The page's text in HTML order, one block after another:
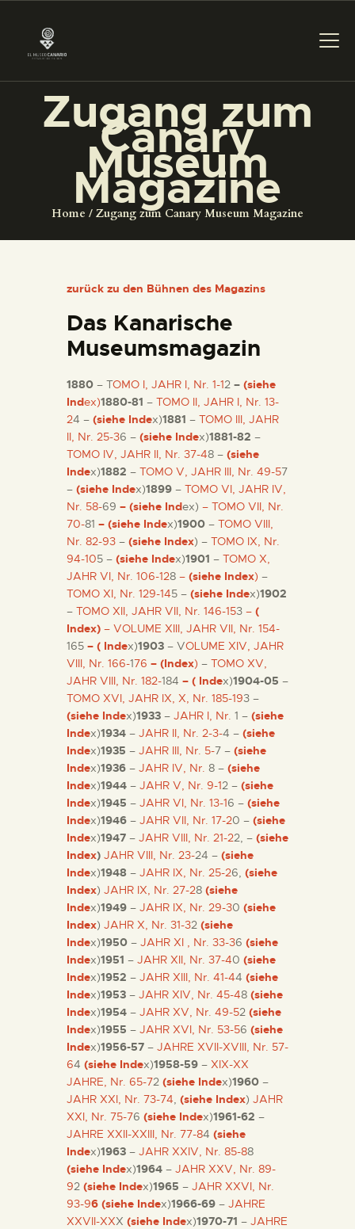
Zugang zum
Canary
Museum
Magazine
Home Zugang zum Canary Museum Magazine
DAS MUSEUM
DIENSTLEISTUNGEN
DIGITALE RESSOURCEN
DIENSTLEISTUNGEN
DIGITALE RESSOURCEN
DEUTSCH
zurück zu den Bühnen des Magazins
Das Kanarische
Museumsmagazin
1880 – TOMO I, JAHR I, Nr. 1-12 – (siehe
Index)1880-81 – TOMO II, JAHR I, Nr. 13-
24 – (siehe Index)1881 – TOMO III, JAHR
II, Nr. 25-36 – (siehe Index)1881-82 –
TOMO IV, JAHR II, Nr. 37-48 – (siehe
Index)1882 – TOMO V, JAHR III, Nr. 49-57
– (siehe Index)1899 – TOMO VI, JAHR IV,
Nr. 58-69 – (siehe Index) – TOMO VII, Nr.
70-81 – (siehe Index)1900 – TOMO VIII,
Nr. 82-93 – (siehe Index) – TOMO IX, Nr.
94-105 – (siehe Index)1901 – TOMO X,
JAHR VI, Nr. 106-128 – (siehe Index) –
TOMO XI, Nr. 129-145 – (siehe Index)1902
– TOMO XII, JAHR VII, Nr. 146-153 – (
Index) – VOLUME XIII, JAHR VII, Nr. 154-
165 – ( Index)1903 – VOLUME XIV, JAHR
VIII, Nr. 166-176 – (Index) – TOMO XV,
JAHR VIII, Nr. 182-184 – ( Index)1904-05 –
TOMO XVI, JAHR IX, X, Nr. 185-193 –
(siehe Index)1933 – JAHR I, Nr. 1 – (siehe
Index)1934 – JAHR II, Nr. 2-3-4 – (siehe
Index)1935 – JAHR III, Nr. 5-7 – (siehe
Index)1936 – JAHR IV, Nr. 8 – (siehe
Index)1944 – JAHR V, Nr. 9-12 – (siehe
Index)1945 – JAHR VI, Nr. 13-16 – (siehe
Index)1946 – JAHR VII, Nr. 17-20 – (siehe
Index)1947 – JAHR VIII, Nr. 21-22, – (siehe
Index) JAHR VIII, Nr. 23-24 – (siehe
Index)1948 – JAHR IX, Nr. 25-26, (siehe
Index) JAHR IX, Nr. 27-28 (siehe
Index)1949 – JAHR IX, Nr. 29-30 (siehe
Index) JAHR X, Nr. 31-32 (siehe
Index)1950 – JAHR XI , Nr. 33-36 (siehe
Index)1951 – JAHR XII, Nr. 37-40 (siehe
Index)1952 – JAHR XIII, Nr. 41-44 (siehe
Index)1953 – JAHR XIV, Nr. 45-48 (siehe
Index)1954 – JAHR XV, Nr. 49-52 (siehe
Index)1955 – JAHR XVI, Nr. 53-56 (siehe
Index)1956-57 – JAHRE XVII-XVIII, Nr. 57-
64 (siehe Index)1958-59 – XIX-XX
JAHRE, Nr. 65-72 (siehe Index)1960 –
JAHR XXI, Nr. 73-74 (siehe Index) JAHR
XXI, Nr. 75-76 (siehe Index)1961-62 –
JAHRE XXII-XXIII, Nr. 77-84 (siehe
Index)1963 – JAHR XXIV, Nr. 85-88
(siehe Index)1964 – JAHR XXV, Nr. 89-
92 (siehe Index)1965 – JAHR XXVI, Nr.
93-96 (siehe Index)1966-69 – JAHRE
XXVII-XXX (siehe Index)1970-71 – JAHRE